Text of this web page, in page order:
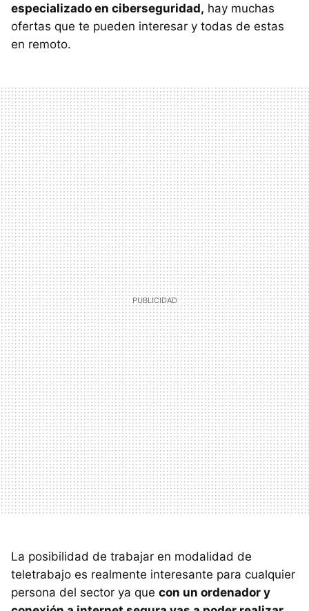
especializado en ciberseguridad, hay muchas
ofertas que te pueden interesar y todas de estas
en remoto.
La posibilidad de trabajar en modalidad de
teletrabajo es realmente interesante para cualquier
persona del sector ya que con un ordenador y